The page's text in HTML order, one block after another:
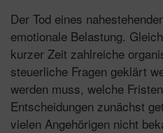
Der Tod eines
emotionale Belastung.
kurzer Zeit zahlreiche
steuerliche Fragen geklärt
werden muss, welche
Entscheidungen zunächst
vielen Angehörigen nicht